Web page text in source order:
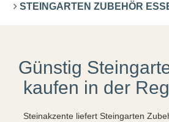
STEINGARTEN ZUBEHÖR
Günstig
kaufen in der
Steinakzente liefert Steingarten